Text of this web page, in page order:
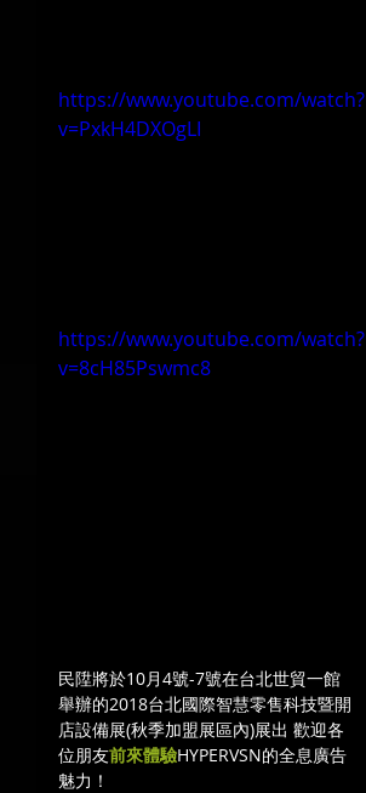
https://www.youtube.com/watch?
v=PxkH4DXOgLI
https://www.youtube.com/watch?
v=8cH85Pswmc8
民陞將於10月4號-7號在台北世貿一館
舉辦的2018台北國際智慧零售科技暨開
店設備展(秋季加盟展區內)展出 歡迎各
位朋友前來體驗HYPERVSN的全息廣告
魅力！